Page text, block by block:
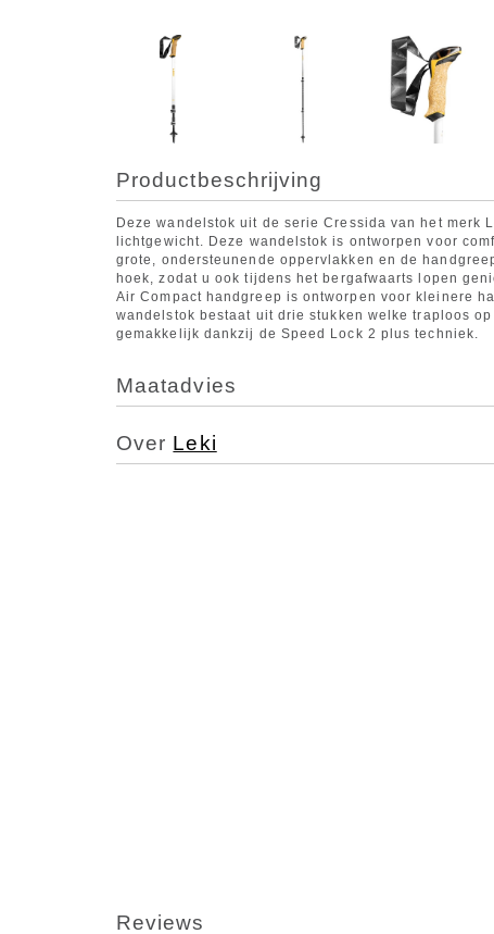
Productbeschrijving
Deze wandelstok uit de serie Cressida van het merk
lichtgewicht. Deze wandelstok is ontworpen voor
grote, ondersteunende oppervlakken en de
hoek, zodat u ook tijdens het bergafwaarts lopen
Air Compact handgreep is ontworpen voor kleinere
wandelstok bestaat uit drie stukken welke traploos
gemakkelijk dankzij de Speed Lock 2 plus techniek.
Maatadvies
Over Leki
Reviews